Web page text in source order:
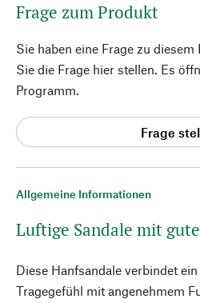
Allgemeine Informationen
Luftige Sandale mit
Diese Hanfsandale verbindet
Tragegefühl mit angenehmem
Frage zum Produkt
Sie haben eine Frage zu
Sie die Frage hier stellen. Es
Programm.
Frage